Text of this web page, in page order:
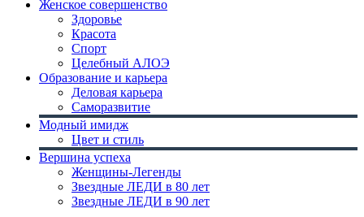
Женское совершенство
Здоровье
Красота
Спорт
Целебный АЛОЭ
Образование и карьера
Деловая карьера
Саморазвитие
Модный имидж
Цвет и стиль
Вершина успеха
Женщины-Легенды
Звездные ЛЕДИ в 80 лет
Звездные ЛЕДИ в 90 лет